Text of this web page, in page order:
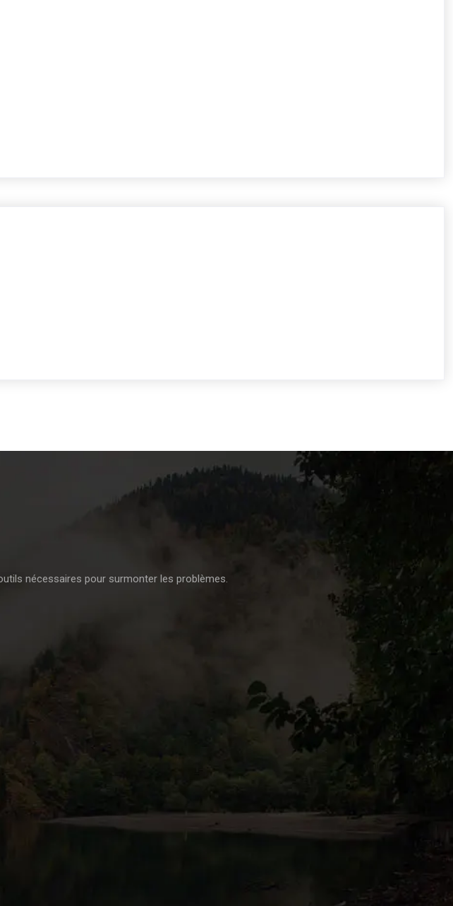
nécessaires pour surmonter les problèmes.